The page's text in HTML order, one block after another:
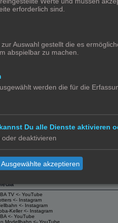
by phpBB® Forum Software © phpBB Limited
Datenschutz|Nutzungsbedingungen
TV <- YouTube
<- Instagram
<- Instagram
Keller <- Instagram
<- YouTube
erforderlich sind.
Auswahl gestellt die es
abspielbar zu machen.
werden die für die
Du alle Dienste aktivieren
deaktivieren
Ausgewählte akzeptieren